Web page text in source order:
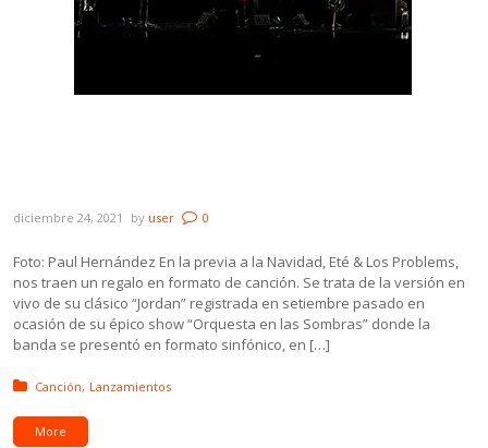
diciembre 24, 2021 by user 0
Foto: Paul Hernández En la previa a la Navidad, Eté & Los Problems,
nos traen un regalo en formato de canción. Se trata de la versión en
vivo de su clásico “Jordan” registrada en setiembre pasado en
ocasión de su épico show “Orquesta en las Sombras” donde la
banda se presentó en formato sinfónico, en […]
Posted in:
Canción Lanzamientos
More